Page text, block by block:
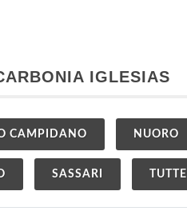
IGLESIAS
CAMPIDANO NUORO
SASSARI TUTTE